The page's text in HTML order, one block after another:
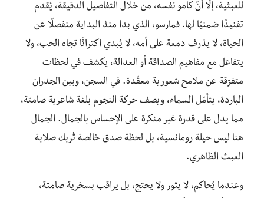
للعبثية، إلّا أنّ كامو نفسه، من خلال التفاصيل الدقيقة، يُقدِّم
تفنيدًا ضمنيًا لها. فمارسو، الذي بدا منذ البداية منفصلًا عن
الحياة، لا يذرف دمعة على أمه، لا يُبدي اكتراثًا تجاه الحب، ولا
يتفاعل مع مفاهيم الصداقة أو العدالة، يكشف في لحظات
متفرّقة عن ملامح شعورية معقّدة. في السجن، وبين الجدران
الباردة، يتأمّل السماء، ويصف حركة النجوم بلغة شاعرية صامتة،
مما يدل على قدرة غير منكرة على الإحساس بالجمال. الجمال
هنا ليس حيلة رومانسية، بل لحظة صدق خالصة تُربك صلابة
العبث الظاهري.
وعندما يُحاكم، لا يثور ولا يحتج، بل يراقب بسخرية صامتة،